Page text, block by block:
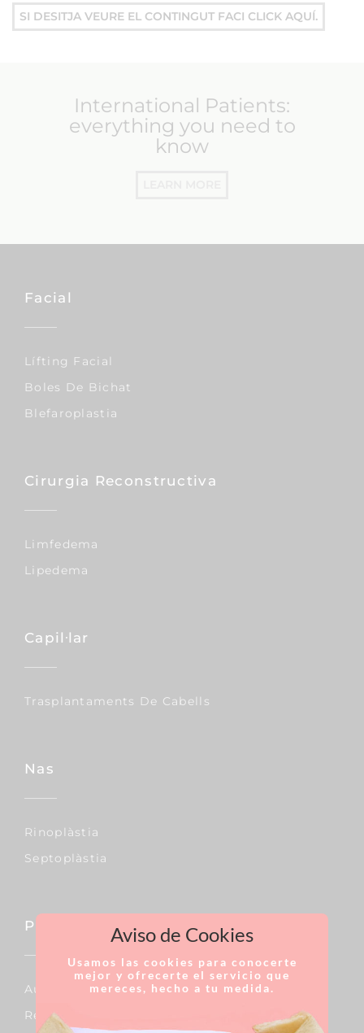
SI DESITJA VEURE EL CONTINGUT FACI CLICK AQUÍ.
International Patients:
everything you need to
know
Facial
Lífting Facial
Boles De Bichat
Blefaroplastia
Cirurgia Reconstructiva
Limfedema
Lipedema
Capil·lar
Trasplantaments De Cabells
Nas
Rinoplàstia
Septoplàstia
Pit
Augment De Mames
Reducció De Mames
Aviso de Cookies
Usamos las cookies para conocerte
mejor y ofrecerte el servicio que
mereces, hecho a tu medida.